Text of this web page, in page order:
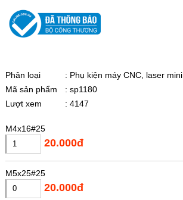
Phân loại
: Phụ kiện máy CNC, laser mini
Mã sản phẩm
: sp1180
Lượt xem
: 4147
M4x16#25
20.000đ
M5x25#25
20.000đ